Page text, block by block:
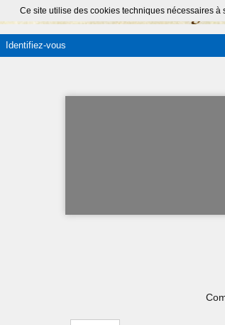
Ce site utilise des cookies techniques nécessaires
Identifiez-vous